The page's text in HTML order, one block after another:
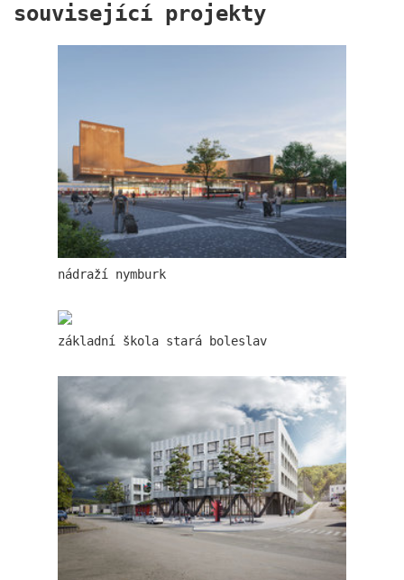
základní škola stará boleslav
holečkova 26
související projekty
nádraží nymburk
základní škola stará boleslav